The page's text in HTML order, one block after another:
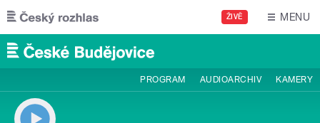
Přejít k hlavnímu obsahu
ŽIVĚ MENU
PROGRAM AUDIOARCHIV KAMERY